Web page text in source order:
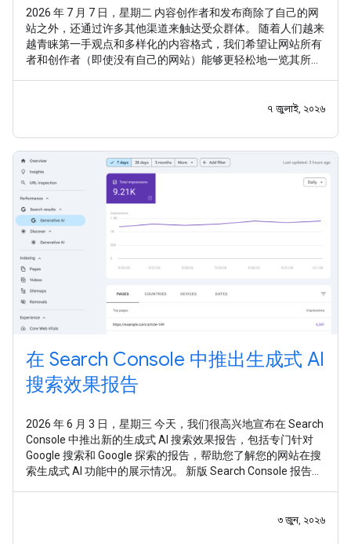
2026 年 7 月 7 日，星期二 内容创作者和发布商除了自己的网
站之外，还通过许多其他渠道来触达受众群体。 随着人们越来
越青睐第一手观点和多样化的内容格式，我们希望让网站所有
者和创作者（即使没有自己的网站）能够更轻松地一览其所有
型，可帮助网站所有者和创作者了解其社交媒体帖子和视频帖
৭ জুলাই, ২০২৬
在 Search Console 中推出生成式 AI
搜索效果报告
2026 年 6 月 3 日，星期三 今天，我们很高兴地宣布在 Search
Console 中推出新的生成式 AI 搜索效果报告，包括专门针对
Google 搜索和 Google 探索的报告，帮助您了解您的网站在搜
索生成式 AI 功能中的展示情况。 新版 Search Console 报告旨
৩ জুন, ২০২৬